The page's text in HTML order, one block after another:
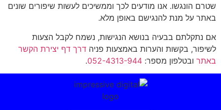
שטרם הונגשו. אנו מודעים לכך וממשיכים לעשות שיפורים שונים
באתר על מנת להנגישם באופן מלא.
אם נתקלתם בבעיה בנושא הנגישות, נשמח לקבל הצעות
לשיפור, בקשות והערות באמצעות פניה דרך דף יצירת הקשר
באתר ובטלפון מספר: 052-4313-944
.